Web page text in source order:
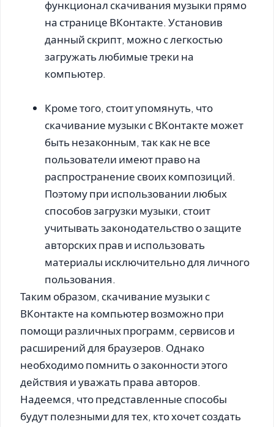
функционал скачивания музыки прямо
на странице ВКонтакте. Установив
данный скрипт, можно с легкостью
загружать любимые треки на
компьютер.
Кроме того, стоит упомянуть, что
скачивание музыки с ВКонтакте может
быть незаконным, так как не все
пользователи имеют право на
распространение своих композиций.
Поэтому при использовании любых
способов загрузки музыки, стоит
учитывать законодательство о защите
авторских прав и использовать
материалы исключительно для личного
пользования.
Таким образом, скачивание музыки с
ВКонтакте на компьютер возможно при
помощи различных программ, сервисов и
расширений для браузеров. Однако
необходимо помнить о законности этого
действия и уважать права авторов.
Надеемся, что представленные способы
будут полезными для тех, кто хочет создать